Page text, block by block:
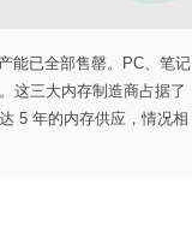
能已全部售罄。PC、笔记
这三大内存制造商占据了
5 年的内存供应，情况相